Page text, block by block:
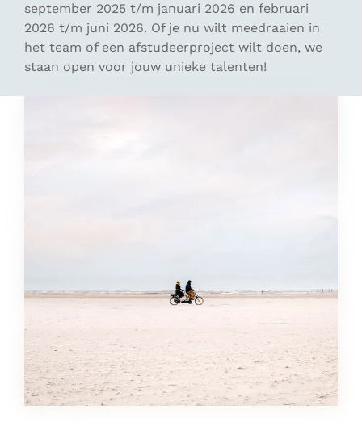
september 2025 t/m januari 2026 en februari
2026 t/m juni 2026. Of je nu wilt meedraaien in
het team of een afstudeerproject wilt doen, we
staan open voor jouw unieke talenten!